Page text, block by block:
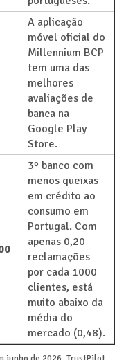
A aplicação
móvel oficial do
Millennium BCP
tem uma das
melhores
avaliações de
banca na
Google Play
Store.
3º banco com
menos queixas
em crédito ao
consumo em
Portugal. Com
apenas 0,20
reclamações
por cada 1000
clientes, está
muito abaixo da
média do
mercado (0,48).